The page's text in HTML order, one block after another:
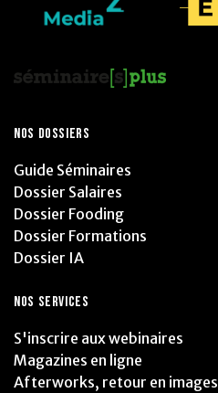
NOS DOSSIERS
Guide Séminaires
Dossier Salaires
Dossier Fooding
Dossier Formations
Dossier IA
NOS SERVICES
S'inscrire aux webinaires
Magazines en ligne
Afterworks, retour en images